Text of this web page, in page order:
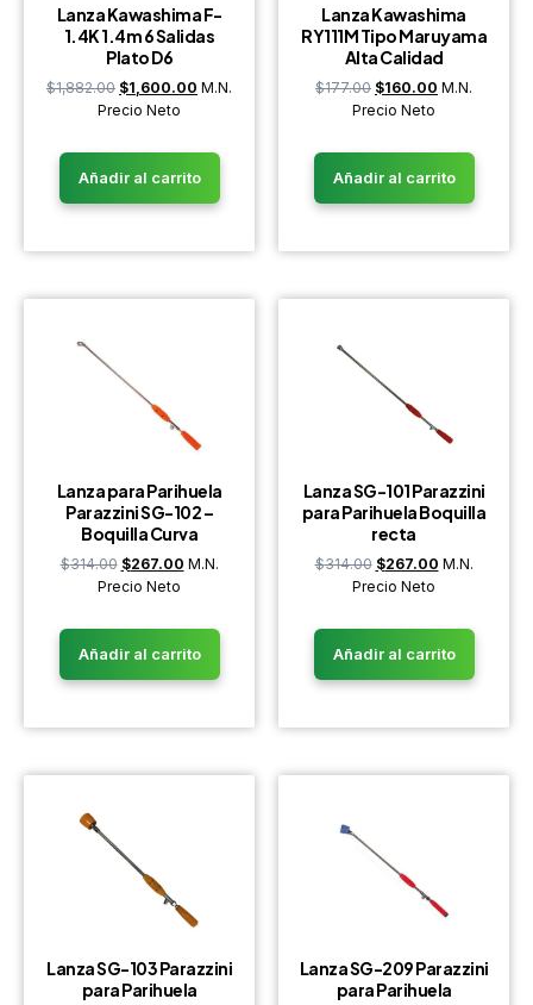
Lanza Kawashima F-
1.4K 1.4m 6 Salidas
Plato D6
$1,882.00 $1,600.00 M.N.
Precio Neto
Añadir al carrito
Lanza Kawashima
RY111M Tipo Maruyama
Alta Calidad
$177.00 $160.00 M.N.
Precio Neto
Añadir al carrito
Lanza para Parihuela
Parazzini SG-102 –
Boquilla Curva
$314.00 $267.00 M.N.
Precio Neto
Añadir al carrito
Lanza SG-101 Parazzini
para Parihuela Boquilla
recta
$314.00 $267.00 M.N.
Precio Neto
Añadir al carrito
Lanza SG-103 Parazzini
para Parihuela
Lanza SG-209 Parazzini
para Parihuela